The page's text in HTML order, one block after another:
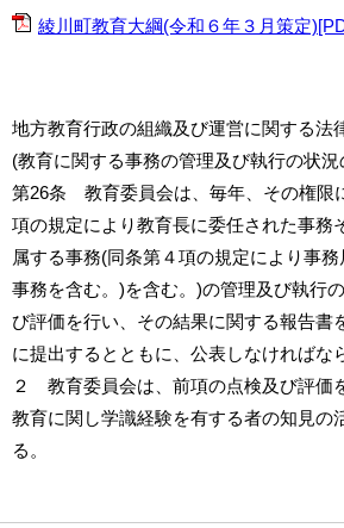
綾川町教育大綱(令和６年３月策定
地方教育行政の組織及び運営に関する法
(教育に関する事務の管理及び執行の状
第26条 教育委員会は、毎年、その権限
項の規定により教育長に委任された事務
属する事務(同条第４項の規定により事
事務を含む。)を含む。)の管理及び執行
び評価を行い、その結果に関する報告書
に提出するとともに、公表しなければな
２ 教育委員会は、前項の点検及び評価
教育に関し学識経験を有する者の知見の
る。